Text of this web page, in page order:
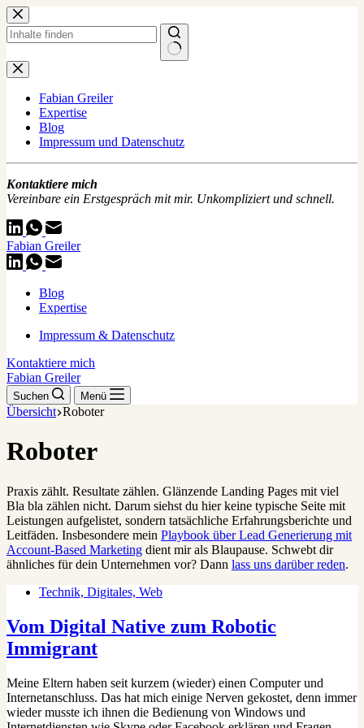
Zum
Inhalt
springen
Keine
Ergebnisse
Fabian Greiler
Expertise
Blog
Impressum und Datenschutz
Kontaktiere mich
Vereinbare ein Erstgespräch mit mir. Unkompliziert und schnell.
Fabian Greiler
Blog
Expertise
Impressum & Datenschutz
Kontaktiere mich
Fabian Greiler
Suchen Menü
Übersicht Roboter
Roboter
Praxis zählt. Resultate zählen. Glänzende Landing Pages mit viel
Bla bla zählen nicht. Darum siehst du hier keine typische Seite mit
Leistungen aufgelistet, sondern tatsächliche Erfahrungsberichte und
Leitfäden. Insbesondere mein Playbook über Lead Generierung mit
Account-Based Marketing dient mir als Blaupause. Schwebt dir
ähnliches für dein Unternehmen vor? Dann lass uns darüber reden.
Technik, Digitales, Web
Vom Digital Native zum Robotic
Immigrant
Meine Eltern haben seit kurzem (wieder) einen Computer und
Internetanschluss. Das hat mich einige Nerven gekostet, denn immer
wieder musste ich ihnen die Bedienung von Windows und